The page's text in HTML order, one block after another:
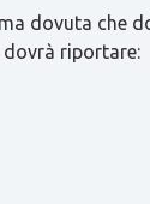
dovuta che
riportare: